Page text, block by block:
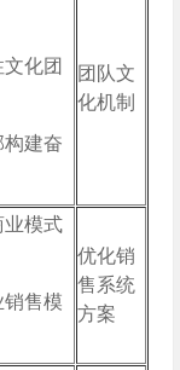
化团
构建奋
团队文
化机制
业模式
销售模
优化销
售系统
方案